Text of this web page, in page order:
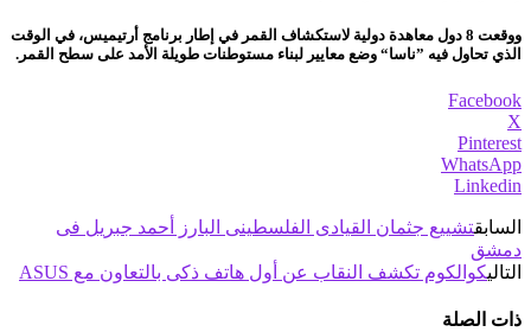
ووقعت 8 دول معاهدة دولية لاستكشاف القمر في إطار برنامج أرتيميس، في الوقت
الذي تحاول فيه ”ناسا“ وضع معايير لبناء مستوطنات طويلة الأمد على سطح القمر.
Facebook
X
Pinterest
WhatsApp
Linkedin
السابقتشييع جثمان القيادى الفلسطينى البارز أحمد جبريل فى
دمشق‎‎
التاليكوالكوم تكشف النقاب عن أول هاتف ذكى بالتعاون مع ASUS
ذات الصلة